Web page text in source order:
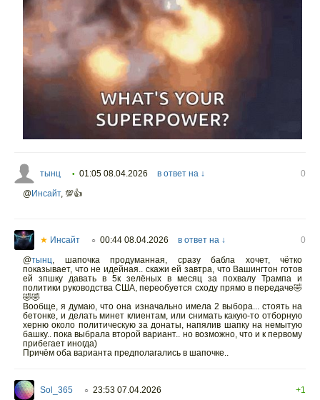
тынц • 01:05 08.04.2026 в ответ на ↓
0
@Инсайт, 💯👍
★ Инсайт ○ 00:44 08.04.2026 в ответ на ↓
0
@тынц, шапочка продуманная, сразу бабла хочет, чётко
показывает, что не идейная.. скажи ей завтра, что Вашингтон готов
ей зпшку давать в 5к зелёных в месяц за похвалу Трампа и
политики руководства США, переобуется сходу прямо в передаче🤣
🤣🤣
Вообще, я думаю, что она изначально имела 2 выбора... стоять на
бетонке, и делать минет клиентам, или снимать какую-то отборную
херню около политическую за донаты, напялив шапку на немытую
башку.. пока выбрала второй вариант.. но возможно, что и к первому
прибегает иногда)
Причём оба варианта предполагались в шапочке..
Sol_365 ○ 23:53 07.04.2026
+1